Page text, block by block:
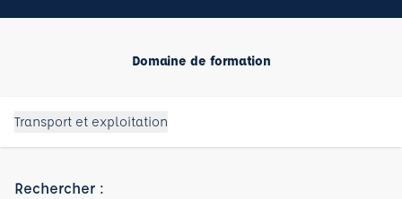
Domaine de formation
Transport et exploitation
Rechercher :